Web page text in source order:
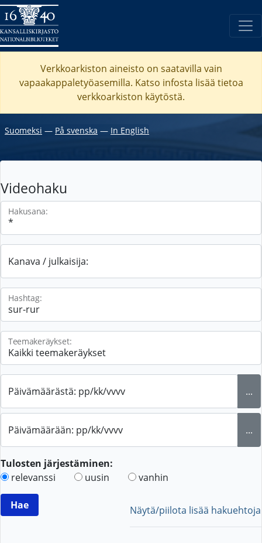
Verkkoarkiston aineisto on saatavilla vain
vapaakappaletyöasemilla. Katso infosta lisää tietoa
verkkoarkiston käytöstä.
Suomeksi ― På svenska ― In English
Videohaku
Hakusana:
Kanava / julkaisija:
Hashtag:
Teemakeräykset:
Päivämäärästä: pp/kk/vvvv ...
Päivämäärään: pp/kk/vvvv ...
Tulosten järjestäminen:
relevanssi
uusin vanhin
Näytä/piilota lisää hakuehtoja